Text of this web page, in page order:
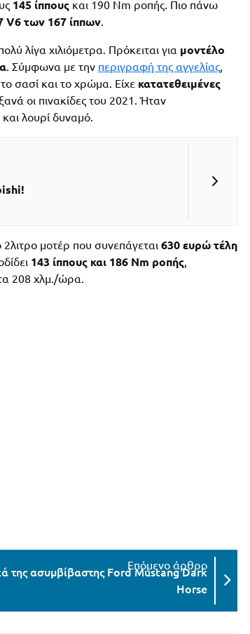
145 ίππους και 190 Nm ροπής. Πιο πάνω
V6 των 167 ίππων.
λίγα χιλιόμετρα. Πρόκειται για μοντέλο
. Σύμφωνα με την περιγραφή της αγγελίας,
σασί και το χρώμα. Είχε κατατεθειμένες
οι πινακίδες του 2021. Ήταν
λουρί δυναμό.
2λιτρο μοτέρ που συνεπάγεται 630 ευρώ τέλη
143 ίππους και 186 Nm ροπής,
208 χλμ./ώρα.
της ασυμβίβαστης Ford Mustang Dark
Horse